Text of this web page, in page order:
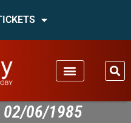
02/06/1985